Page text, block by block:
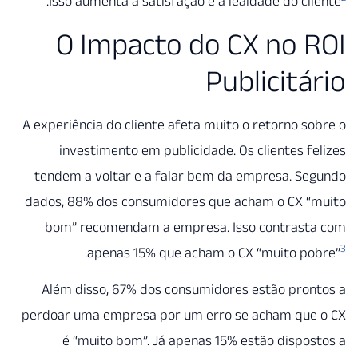
O Impacto do CX no
A experiência do cliente afeta muito o retorno
investimento em publicidade. Os clientes
tendem a voltar e a falar bem da empresa.
dados, 88% dos consumidores que acham o CX
bom” recomendam a empresa. Isso
apenas 15% que acham o CX “muito
.
Além disso, 67% dos consumidores estão
perdoar uma empresa por um erro se acham
é “muito bom”. Já apenas 15% estão